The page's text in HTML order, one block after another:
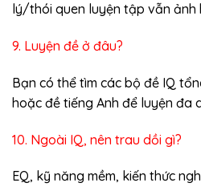
lý/thói quen luyện tập vẫn ảnh
9. Luyện đề ở đâu?
Bạn có thể tìm các bộ đề IQ
hoặc đề tiếng Anh để luyện đa
10. Ngoài IQ, nên trau dồi gì?
EQ, kỹ năng mềm, kiến thức